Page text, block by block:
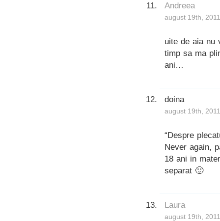
Andreea
august 19th,
uite de aia nu
timp sa ma
ani…
doina
august 19th,
“Despre
Never again,
18 ani in
separat 🙂
Laura
august 19th,